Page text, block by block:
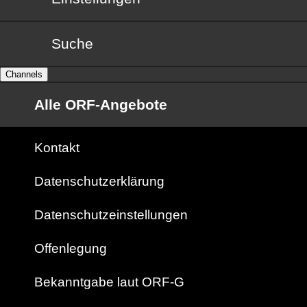
Suche
Channels
Alle ORF-Angebote
Kontakt
Datenschutzerklärung
Datenschutzeinstellungen
Offenlegung
Bekanntgabe laut ORF-G